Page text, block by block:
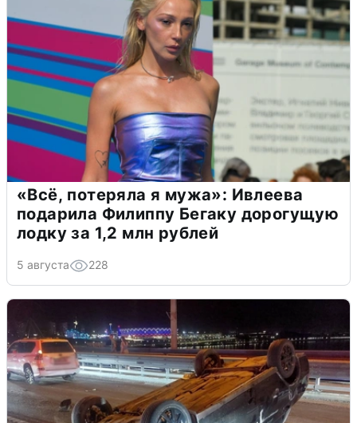
«Всё, потеряла я мужа»: Ивлеева
подарила Филиппу Бегаку дорогущую
лодку за 1,2 млн рублей
5 августа 228